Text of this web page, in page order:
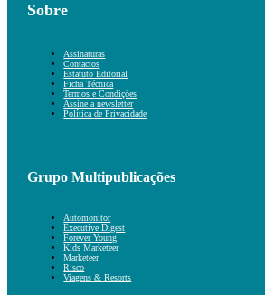
Sobre
Assinaturas
Contactos
Estatuto Editorial
Ficha Técnica
Termos e Condições
Assine a newsletter
Política de Privacidade
Grupo Multipublicações
Automonitor
Executive Digest
Forever Young
Kids Marketeer
Marketeer
Risco
Viagens & Resorts